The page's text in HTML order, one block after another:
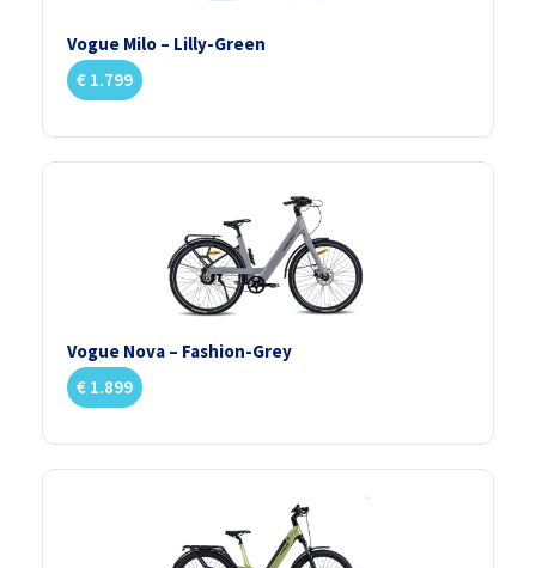
Vogue Milo – Lilly-Green
€ 1.799
Vogue Nova – Fashion-Grey
€ 1.899